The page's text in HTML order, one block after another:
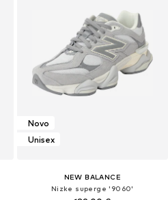
Novo
Unisex
NEW BALANCE
Nizke superge '9060'